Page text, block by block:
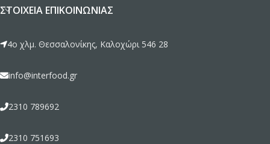
ΣΤΟΙΧΕΊΑ ΕΠΙΚΟΙΝΩΝΊΑΣ
4ο χλμ. Θεσσαλονίκης, Καλοχώρι 546 28
info@interfood.gr
2310 789692
2310 751693